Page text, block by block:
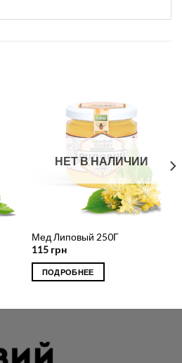
НЕТ В НАЛИЧИИ
Мед Липовый 250Г
115 грн
ПОДРОБНЕЕ